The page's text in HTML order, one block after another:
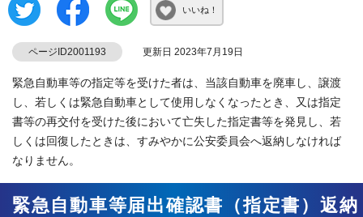
いいね！
ページID2001193 更新日 2023年7月19日
緊急自動車等の指定等を受けた者は、当該自動車を廃車し、譲渡
し、若しくは緊急自動車として使用しなくなったとき、又は指定
書等の再交付を受けた後において亡失した指定書等を発見し、若
しくは回復したときは、すみやかに公安委員会へ返納しなければ
なりません。
緊急自動車等届出確認書（指定書）返納